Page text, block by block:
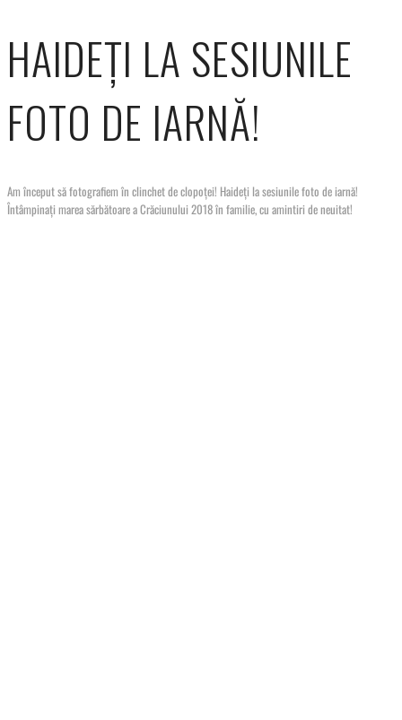
HAIDEȚI LA SESIUNILE
FOTO DE IARNĂ!
Am început să fotografiem în clinchet de clopoței! Haideți la sesiunile foto de iarnă!
Întâmpinați marea sărbătoare a Crăciunului 2018 în familie, cu amintiri de neuitat!